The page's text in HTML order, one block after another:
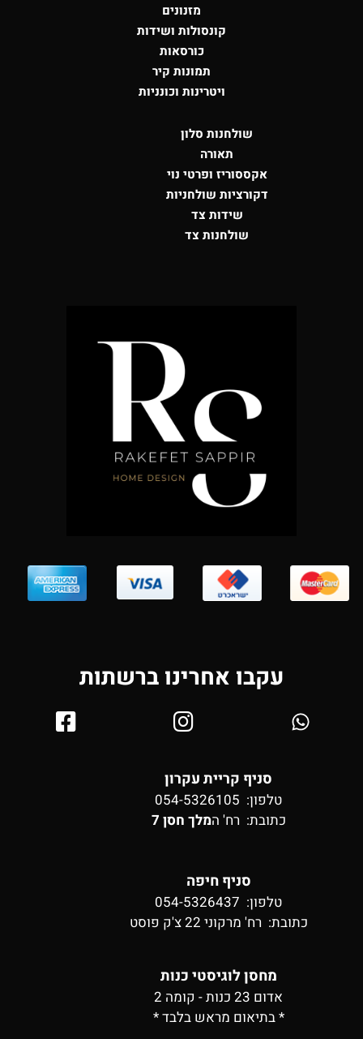
מזנונים
קונסולות ושידות
כורסאות
תמונות קיר
ויטרינות וכונניות
שולחנות סלון
תאורה
אקססוריז ופרטי נוי
דקורציות שולחניות
שידות צד
שולחנות צד
עקבו אחרינו ברשתות
סניף קריית עקרון
טלפון: 054-5326105
כתובת: רח' המלך חסן 7
סניף חיפה
טלפון: 054-5326437
כתובת: רח' מרקוני 22 צ'ק פוסט
מחסן לוגיסטי כנות
אדום 23 כנות - קומה 2
* בתיאום מראש בלבד *